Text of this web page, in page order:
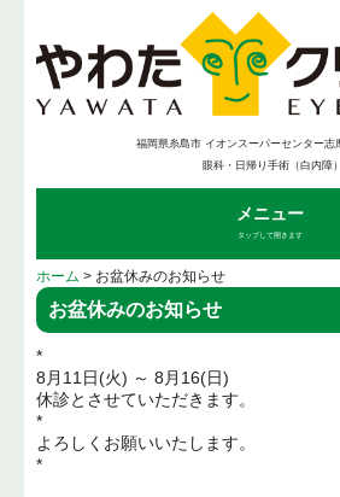
福岡県糸島市 イオンスーパーセンター志
眼科・日帰り手術（白内障）
メニュー
タップして開きます
ホーム > お盆休みのお知らせ
お盆休みのお知らせ
*
8月11日(火) ～ 8月16(日)
休診とさせていただきます。
*
よろしくお願いいたします。
*